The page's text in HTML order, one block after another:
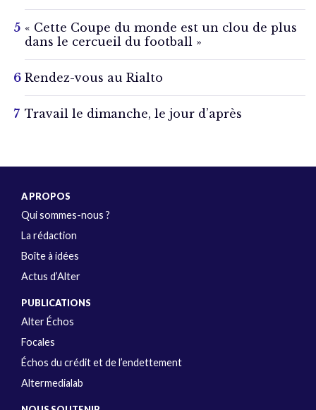
« Cette Coupe du monde est un clou de plus
dans le cercueil du football »
Rendez-vous au Rialto
Travail le dimanche, le jour d’après
A PROPOS
Qui sommes-nous ?
La rédaction
Boîte à idées
Actus d’Alter
PUBLICATIONS
Alter Échos
Focales
Échos du crédit et de l’endettement
Altermedialab